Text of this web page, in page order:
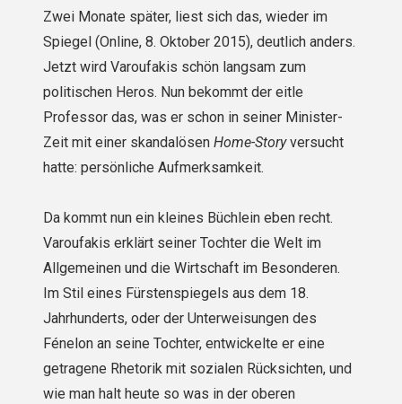
Zwei Monate später, liest sich das, wieder im
Spiegel (Online, 8. Oktober 2015), deutlich anders.
Jetzt wird Varoufakis schön langsam zum
politischen Heros. Nun bekommt der eitle
Professor das, was er schon in seiner Minister-
Zeit mit einer skandalösen Home-Storyversucht
hatte: persönliche Aufmerksamkeit.
Da kommt nun ein kleines Büchlein eben recht.
Varoufakis erklärt seiner Tochter die Welt im
Allgemeinen und die Wirtschaft im Besonderen.
Im Stil eines Fürstenspiegels aus dem 18.
Jahrhunderts, oder der Unterweisungen des
Fénelon an seine Tochter, entwickelte er eine
getragene Rhetorik mit sozialen Rücksichten, und
wie man halt heute so was in der oberen